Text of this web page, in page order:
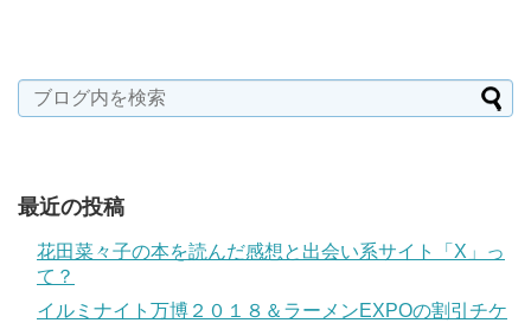
最近の投稿
花田菜々子の本を読んだ感想と出会い系サイト「X」っ
て？
イルミナイト万博２０１８＆ラーメンEXPOの割引チケ